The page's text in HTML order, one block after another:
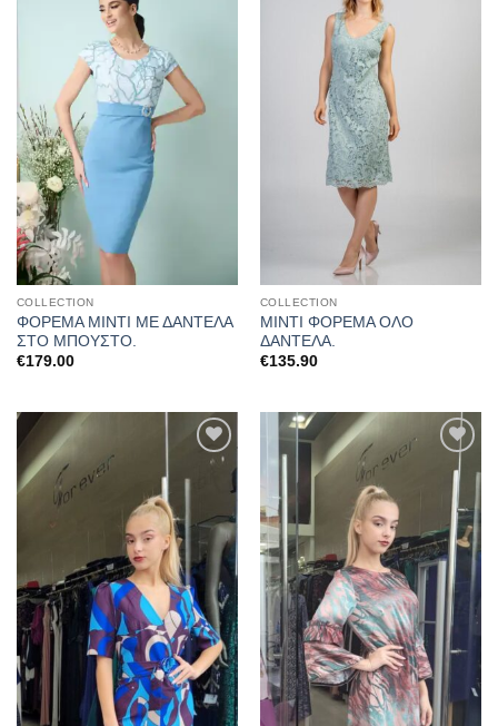
COLLECTION
ΦΟΡΕΜΑ ΜΙΝΤΙ ΜΕ ΔΑΝΤΕΛΑ
ΣΤΟ ΜΠΟΥΣΤΟ.
€179.00
COLLECTION
ΜΙΝΤΙ ΦΟΡΕΜΑ ΟΛΟ
ΔΑΝΤΕΛΑ.
€135.90
Προσθήκη
στα
αγαπημένα
Προσθήκη
αγαπημένα